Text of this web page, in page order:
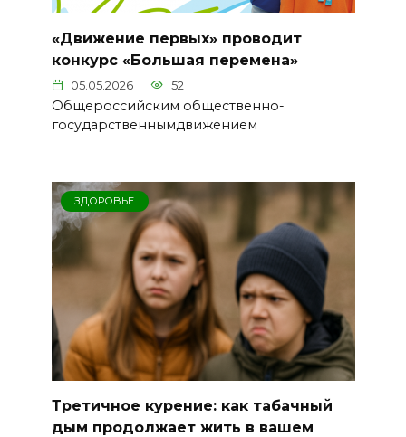
«Движение первых» проводит
конкурс «Большая перемена»
05.05.2026 52
Общероссийским общественно-
государственнымдвижением
ЗДОРОВЬЕ
Третичное курение: как табачный
дым продолжает жить в вашем